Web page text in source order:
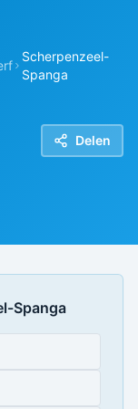
Scherpenzeel-
Spanga
Delen
Spanga